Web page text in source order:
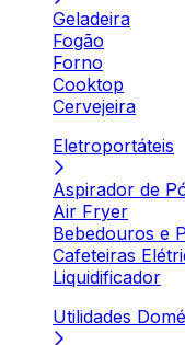
Geladeira
Fogão
Forno
Cooktop
Cervejeira
Eletroportáteis
Aspirador de
Air Fryer
Bebedouros e
Cafeteiras
Liquidificador
Utilidades